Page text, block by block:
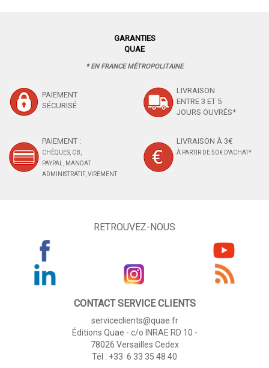
GARANTIES
QUAE
* EN FRANCE MÉTROPOLITAINE
PAIEMENT
SÉCURISÉ
LIVRAISON
ENTRE 3 ET 5
JOURS OUVRÉS*
PAIEMENT :
CHÈQUES, CB,
PAYPAL, MANDAT
ADMINISTRATIF, VIREMENT
LIVRAISON À 3€
À PARTIR DE 50 € D'ACHAT*
RETROUVEZ-NOUS
CONTACT SERVICE CLIENTS
serviceclients@quae.fr
Éditions Quae - c/o INRAE RD 10 -
78026 Versailles Cedex
Tél : +33 6 33 35 48 40